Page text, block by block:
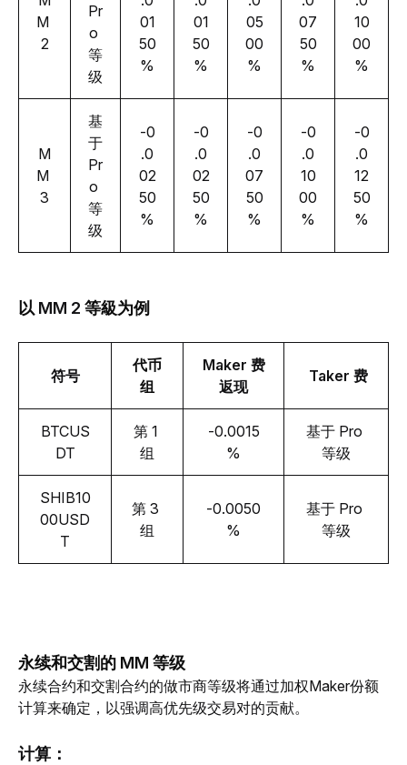
M
2
Pr
o
等
级
01
50
%
01
50
%
05
00
%
07
50
%
10
00
%
M
M
3
基
于
Pr
o
等
级
-0
.0
02
50
%
-0
.0
02
50
%
-0
.0
07
50
%
-0
.0
10
00
%
-0
.0
12
50
%
以 MM 2 等級为例
符号
代币
组
Maker 费
返现
Taker 费
BTCUS
DT
第 1
组
-0.0015
%
基于 Pro
等级
SHIB10
00USD
T
第 3
组
-0.0050
%
基于 Pro
等级
永续和交割的 MM 等级
永续合约和交割合约的做市商等级将通过加权Maker份额
计算来确定，以强调高优先级交易对的贡献。
计算：